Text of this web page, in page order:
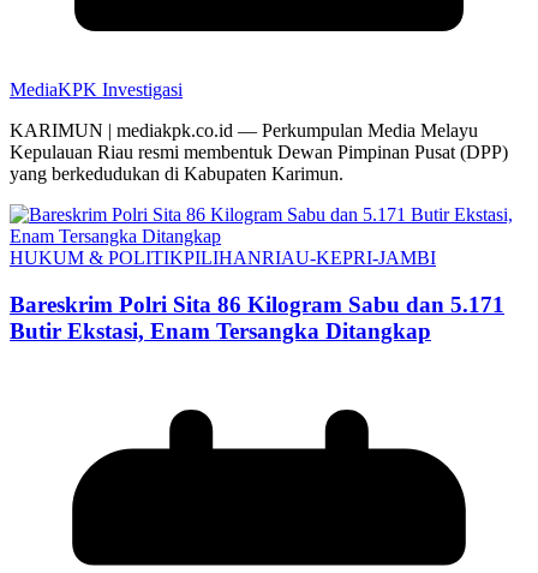
MediaKPK Investigasi
KARIMUN | mediakpk.co.id — Perkumpulan Media Melayu
Kepulauan Riau resmi membentuk Dewan Pimpinan Pusat (DPP)
yang berkedudukan di Kabupaten Karimun.
HUKUM & POLITIKPILIHANRIAU-KEPRI-JAMBI
Bareskrim Polri Sita 86 Kilogram Sabu dan 5.171
Butir Ekstasi, Enam Tersangka Ditangkap